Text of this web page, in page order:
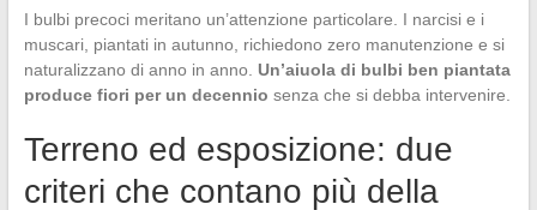
I bulbi precoci meritano un’attenzione particolare. I narcisi e i
muscari, piantati in autunno, richiedono zero manutenzione e si
naturalizzano di anno in anno. Un’aiuola di bulbi ben piantata
produce fiori per un decennio senza che si debba intervenire.
Terreno ed esposizione: due
criteri che contano più della